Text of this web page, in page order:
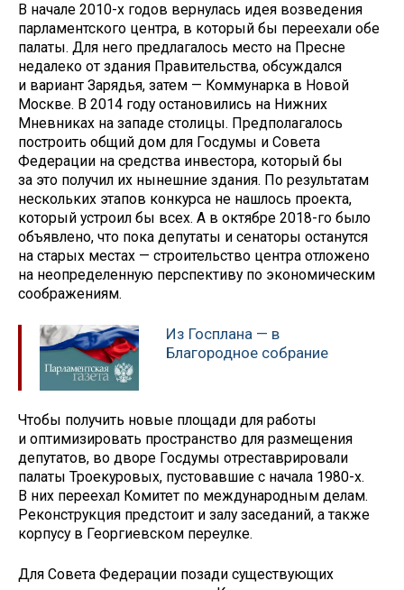
В начале 2010-х годов вернулась идея возведения
парламентского центра, в который бы переехали обе
палаты. Для него предлагалось место на Пресне
недалеко от здания Правительства, обсуждался
и вариант Зарядья, затем — Коммунарка в Новой
Москве. В 2014 году остановились на Нижних
Мневниках на западе столицы. Предполагалось
построить общий дом для Госдумы и Совета
Федерации на средства инвестора, который бы
за это получил их нынешние здания. По результатам
нескольких этапов конкурса не нашлось проекта,
который устроил бы всех. А в октябре 2018-го было
объявлено, что пока депутаты и сенаторы останутся
на старых местах — строительство центра отложено
на неопределенную перспективу по экономическим
соображениям.
Из Госплана — в
Благородное собрание
Чтобы получить новые площади для работы
и оптимизировать пространство для размещения
депутатов, во дворе Госдумы отреставрировали
палаты Троекуровых, пустовавшие с начала 1980-х.
В них переехал Комитет по международным делам.
Реконструкция предстоит и залу заседаний, а также
корпусу в Георгиевском переулке.
Для Совета Федерации позади существующих